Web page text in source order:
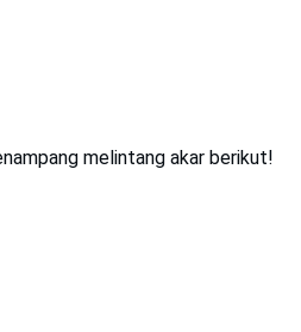
melintang akar berikut!